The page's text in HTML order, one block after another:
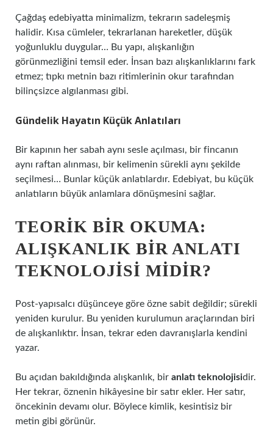
Çağdaş edebiyatta minimalizm, tekrarın sadeleşmiş
halidir. Kısa cümleler, tekrarlanan hareketler, düşük
yoğunluklu duygular… Bu yapı, alışkanlığın
görünmezliğini temsil eder. İnsan bazı alışkanlıklarını fark
etmez; tıpkı metnin bazı ritimlerinin okur tarafından
bilinçsizce algılanması gibi.
Gündelik Hayatın Küçük Anlatıları
Bir kapının her sabah aynı sesle açılması, bir fincanın
aynı raftan alınması, bir kelimenin sürekli aynı şekilde
seçilmesi… Bunlar küçük anlatılardır. Edebiyat, bu küçük
anlatıların büyük anlamlara dönüşmesini sağlar.
TEORIK BIR OKUMA:
ALIŞKANLIK BIR ANLATI
TEKNOLOJISI MIDIR?
Post-yapısalcı düşünceye göre özne sabit değildir; sürekli
yeniden kurulur. Bu yeniden kurulumun araçlarından biri
de alışkanlıktır. İnsan, tekrar eden davranışlarla kendini
yazar.
Bu açıdan bakıldığında alışkanlık, bir anlatı teknolojisidir.
Her tekrar, öznenin hikâyesine bir satır ekler. Her satır,
öncekinin devamı olur. Böylece kimlik, kesintisiz bir
metin gibi görünür.